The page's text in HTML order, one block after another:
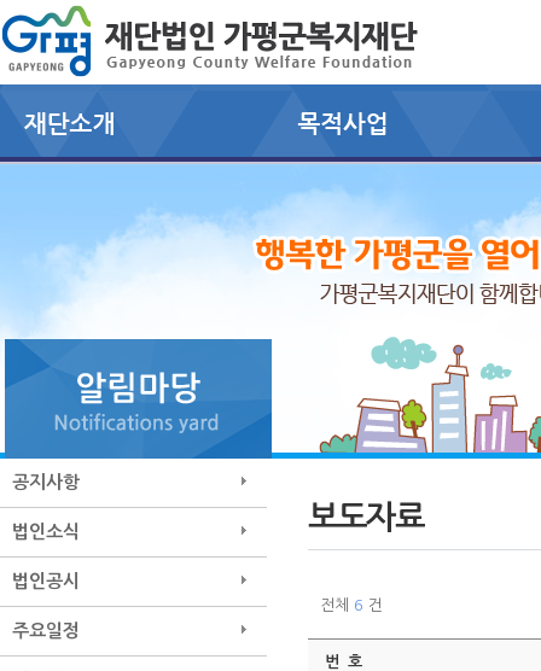
공지사항
법인소식
법인공시
주요일정
보도자료
전체 6 건
번 호